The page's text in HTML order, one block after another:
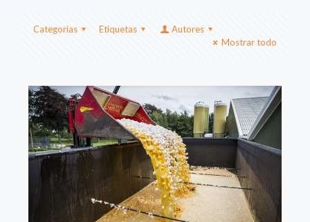
Categorias Etiquetas
Autores
Mostrar todo